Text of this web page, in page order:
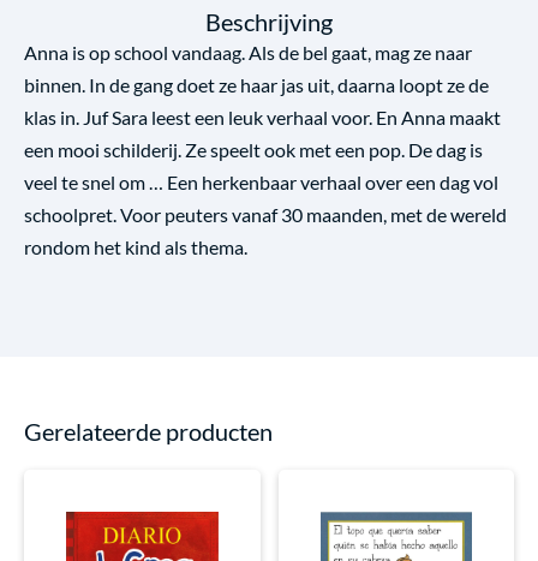
Beschrijving
Anna is op school vandaag. Als de bel gaat, mag ze naar
binnen. In de gang doet ze haar jas uit, daarna loopt ze de
klas in. Juf Sara leest een leuk verhaal voor. En Anna maakt
een mooi schilderij. Ze speelt ook met een pop. De dag is
veel te snel om … Een herkenbaar verhaal over een dag vol
schoolpret. Voor peuters vanaf 30 maanden, met de wereld
rondom het kind als thema.
Gerelateerde producten